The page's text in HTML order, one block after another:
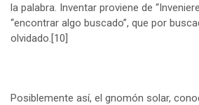
la palabra. Inventar proviene de
“encontrar algo buscado”, que por
olvidado.[10]
Posiblemente así, el gnomón solar,